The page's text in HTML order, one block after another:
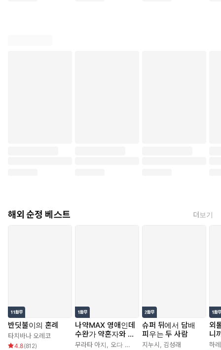
해외 순정 베스트 더보기
반딧불이의 혼례
타치바나 오레코
4.8(812)
나약MAX 영애인데
수완가 약혼자와 내
기를 하고 말았다
무라타 아지, 오다 히로
슈퍼 뒤에서 담배
피우는 두 사람
지누시, 김성래
외
니
치
하